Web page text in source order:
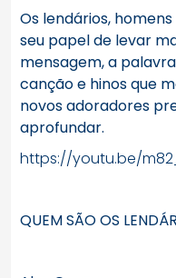
Os lendários,
seu papel de levar
mensagem, a
canção e hinos que
novos adoradores
aprofundar.
https://youtu.be/
QUEM SÃO OS